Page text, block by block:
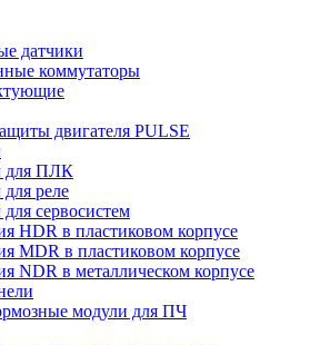
датчики
коммутаторы
двигателя PULSE
для ПЛК
реле
сервосистем
HDR в пластиковом корпусе
MDR в пластиковом корпусе
NDR в металлическом корпусе
модули для ПЧ